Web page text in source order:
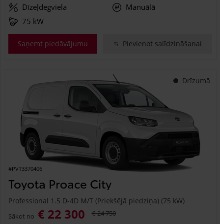
Dīzeļdegviela
Manuālā
75 kW
Saņemt piedāvājumu Pievienot salīdzināšanai
Drīzumā
#PVT3370406
Toyota Proace City
Professional 1.5 D-4D M/T (Priekšējā piedziņa) (75 kW)
Sākot no € 22 300 € 24 750